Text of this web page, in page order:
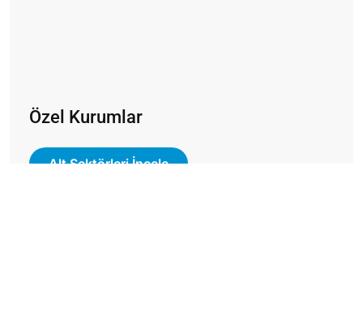
Özel Kurumlar
Alt Sektörleri İncele